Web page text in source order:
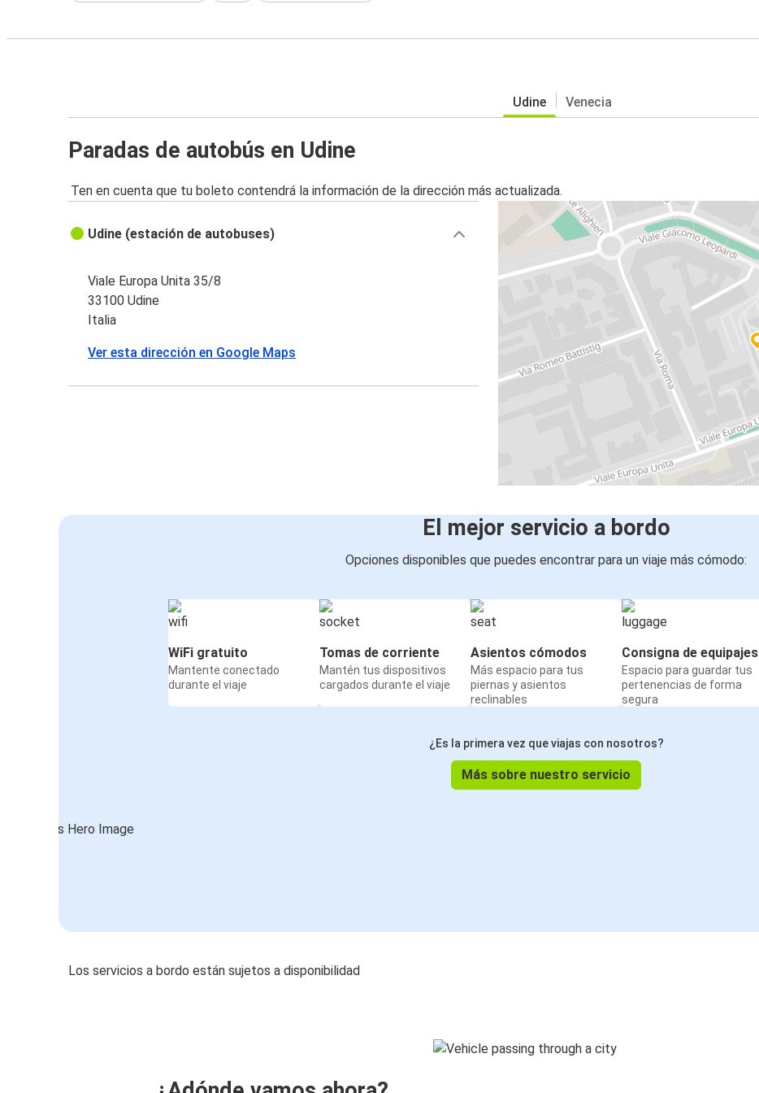
Udine Venecia
Paradas de autobús en Udine
Ten en cuenta que tu boleto contendrá la información de la dirección más actualizada.
Udine (estación de autobuses)
Viale Europa Unita 35/8
33100 Udine
Italia
Ver esta dirección en Google Maps
El mejor servicio a bordo
Opciones disponibles que puedes encontrar para un viaje más cómodo:
WiFi gratuito
Mantente conectado
durante el viaje
Tomas de corriente
Mantén tus dispositivos
cargados durante el viaje
Asientos cómodos
Más espacio para tus
piernas y asientos
reclinables
Consigna de equipajes
Espacio para guardar tus
pertenencias de forma
segura
¿Es la primera vez que viajas con nosotros?
Más sobre nuestro servicio
Los servicios a bordo están sujetos a disponibilidad